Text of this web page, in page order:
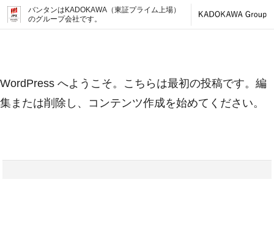
バンタンはKADOKAWA（東証プライム上場）
のグループ会社です。
WordPress へようこそ。こちらは最初の投稿です。編
集または削除し、コンテンツ作成を始めてください。